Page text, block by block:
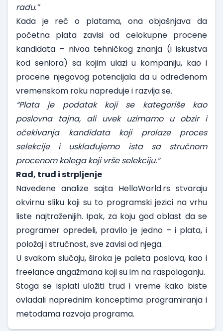
radu.”
Kada je reč o platama, ona objašnjava da
početna plata zavisi od celokupne procene
kandidata – nivoa tehničkog znanja (i iskustva
kod seniora) sa kojim ulazi u kompaniju, kao i
procene njegovog potencijala da u određenom
vremenskom roku napreduje i razvija se.
“Plata je podatak koji se kategoriše kao
poslovna tajna, ali uvek uzimamo u obzir i
očekivanja kandidata koji prolaze proces
selekcije i usklađujemo ista sa stručnom
procenom kolega koji vrše selekciju.“
Rad, trud i strpljenje
Navedene analize sajta HelloWorld.rs stvaraju
okvirnu sliku koji su to programski jezici na vrhu
liste najtraženijih. Ipak, za koju god oblast da se
programer opredeli, pravilo je jedno – i plata, i
položaj i stručnost, sve zavisi od njega.
U svakom slučaju, široka je paleta poslova, kao i
freelance angažmana koji su im na raspolaganju.
Stoga se isplati uložiti trud i vreme kako biste
ovladali naprednim konceptima programiranja i
metodama razvoja programa.